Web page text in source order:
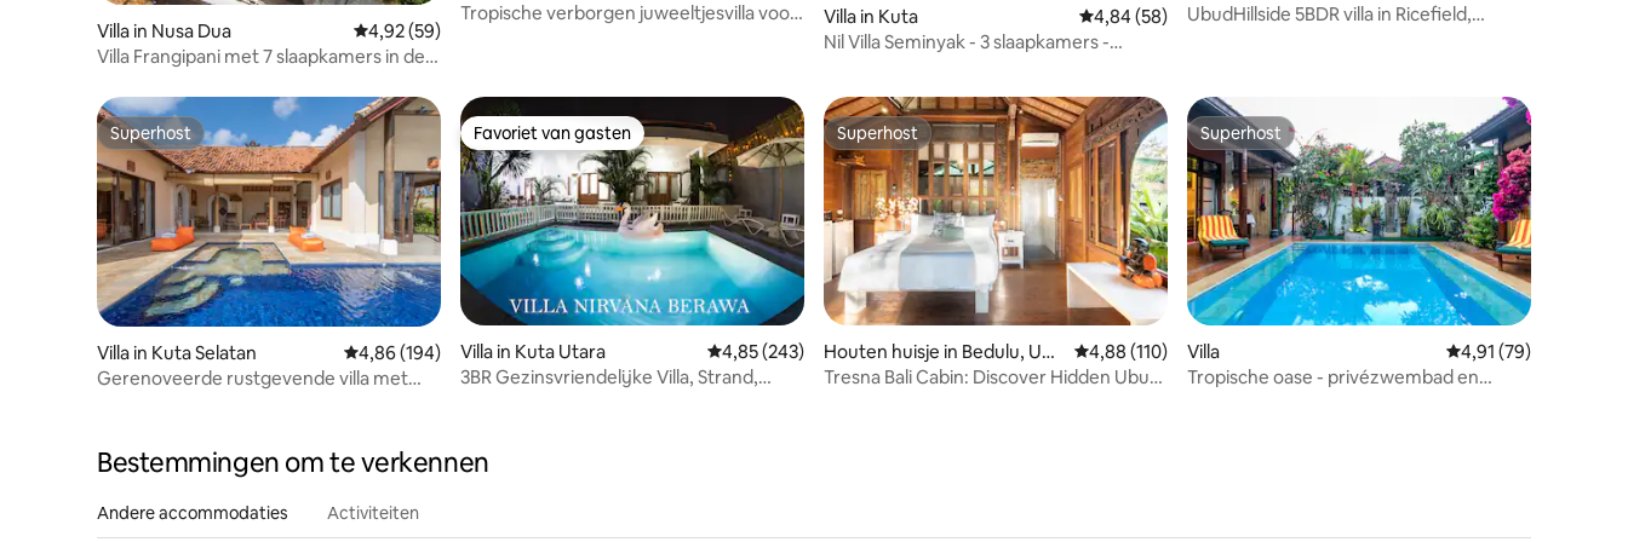
Villa in Nusa Dua Gemiddelde beoordeling van 4,92 uit 5, 59 recensies
4,92 (59)
Villa Frangipani met 7 slaapkamers in de
Tropische verborgen juweeltjesvilla voor
Villa in Kuta Gemiddelde beoordeling van 4,84 uit 5, 58 recensies
4,84 (58)
Nil Villa Seminyak - 3 slaapkamers -
UbudHillside 5BDR villa in Ricefield,
Superhost
Superhost
Villa in Kuta Selatan Gemiddelde beoordeling van 4,86 uit 5, 194 recensies
4,86 (194)
Gerenoveerde rustgevende villa met
Favoriet van gasten
Favoriet van gasten
Villa in Kuta Utara Gemiddelde beoordeling van 4,85 uit 5, 243 recensies
4,85 (243)
3BR Gezinsvriendelijke Villa, Strand,
Superhost
Superhost
Houten huisje in Bedulu, Ubu
d
Gemiddelde beoordeling van 4,88 uit 5, 110 recensies
4,88 (110)
Tresna Bali Cabin: Discover Hidden Ubud
Superhost
Superhost
Villa Gemiddelde
4,91 (79)
Tropische oase - privézwembad en
Bestemmingen om te verkennen
Andere accommodaties Activiteiten